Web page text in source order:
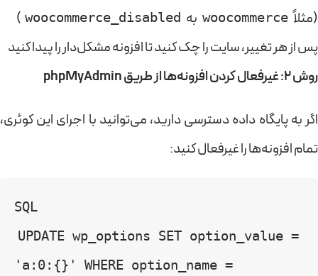
(مثلاً woocommerce به woocommerce_disabled
)
پس از هر تغییر، سایت را چک کنید تا افزونه مشکل‌دار را پیدا کنید
روش 2: غیرفعال کردن افزونه‌ها از طریق phpMyAdmin
اگر به پایگاه داده دسترسی دارید، می‌توانید با اجرای این کوئری،
تمام افزونه‌ها را غیرفعال کنید:
SQL
UPDATE wp_options SET option_value =
'a:0:{}' WHERE option_name =